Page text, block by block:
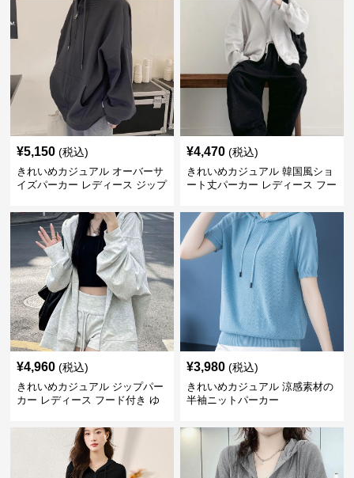
¥5,150 (税込)
きれいめカジュアル オーバーサ
イズパーカー レディース ジップ
型カバー フード付き 春秋冬羽織
り
¥4,470 (税込)
きれいめカジュアル 韓国風ショ
ート丈パーカー レディース フー
映え 小柄さん◎
¥4,960 (税込)
きれいめカジュアル ジップパー
カー レディース フード付き ゆ
風カジュアル
¥3,980 (税込)
きれいめカジュアル 涼感素材の
半袖ニットパーカー